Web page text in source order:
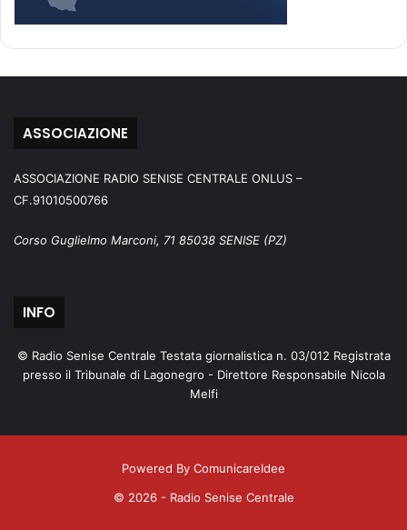
ASSOCIAZIONE
ASSOCIAZIONE RADIO SENISE CENTRALE ONLUS –
CF.91010500766
Corso Guglielmo Marconi, 71 85038 SENISE (PZ)
INFO
© Radio Senise Centrale Testata giornalistica n. 03/012 Registrata
presso il Tribunale di Lagonegro - Direttore Responsabile Nicola
Melfi
Powered By ComunicareIdee
© 2026 - Radio Senise Centrale